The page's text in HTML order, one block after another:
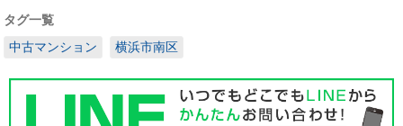
タグ一覧
中古マンション
横浜市南区